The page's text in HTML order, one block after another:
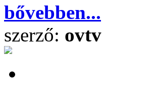
bővebben...
szerző: ovtv